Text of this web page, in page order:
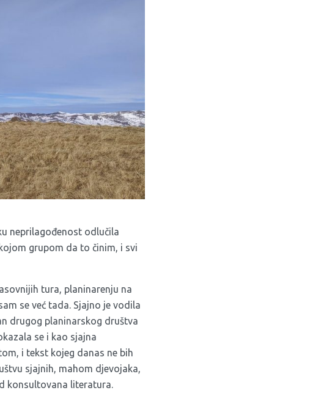
neprilagođenost odlučila
grupom da to činim, i svi
tura, planinarenju na
se već tada. Sjajno je vodila
drugog planinarskog društva
se i kao sjajna
i tekst kojeg danas ne bih
sjajnih, mahom djevojaka,
konsultovana literatura.